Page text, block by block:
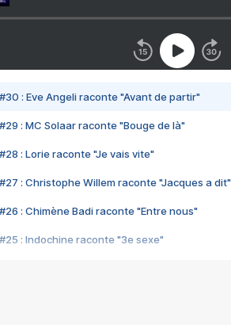
#30 : Eve Angeli raconte "Avant de partir"
#29 : MC Solaar raconte "Bouge de là"
#28 : Lorie raconte "Je vais vite"
#27 : Christophe Willem raconte "Jacques a dit"
#26 : Chimène Badi raconte "Entre nous"
#25 : Indochine raconte "3e sexe"